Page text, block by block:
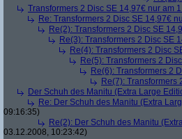
Transformers 2 Disc SE 14,97€ nur am
Re: Transformers 2 Disc SE 14,97€
Re(2): Transformers 2 Disc SE
Re(3): Transformers 2 Disc SE
Re(4): Transformers 2 Disc
Re(5): Transformers 2
Re(6): Transformers 2
Re(7): Transformers
Der Schuh des Manitu (Extra Large
Re: Der Schuh des Manitu (Extra
09:16:35)
Re(2): Der Schuh des Manitu
03.12.2008, 10:23:42)